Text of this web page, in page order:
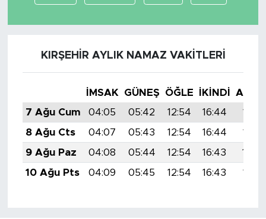
KIRŞEHIR AYLIK NAMAZ VAKITLERI
İMSAK GÜNEŞ ÖĞLE İKINDI
7 Ağu Cum
04:05 05:42 12:54 16:44
19:57
8 Ağu Cts
04:07 05:43 12:54 16:44
19:55
9 Ağu Paz
04:08 05:44 12:54 16:43
19:54
10 Ağu Pts
04:09 05:45 12:54 16:43 19:53